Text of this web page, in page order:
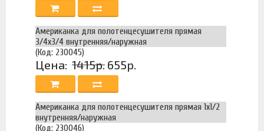
Американка для полотенцесушителя прямая
3/4х3/4 внутренняя/наружная
(Код: 230045)
Цена: 1415р. 655р.
Американка для полотенцесушителя прямая 1х1/2
внутренняя/наружная
(Код: 230046)